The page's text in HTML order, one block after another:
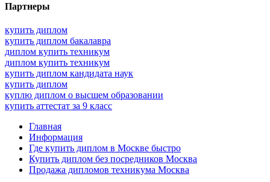
Партнеры
купить диплом
купить диплом бакалавра
диплом купить техникум
диплом купить техникум
купить диплом кандидата наук
купить диплом
куплю диплом о высшем образовании
купить аттестат за 9 класс
Главная
Информация
Где купить диплом в Москве быстро
Купить диплом без посредников Москва
Продажа дипломов техникума Москва